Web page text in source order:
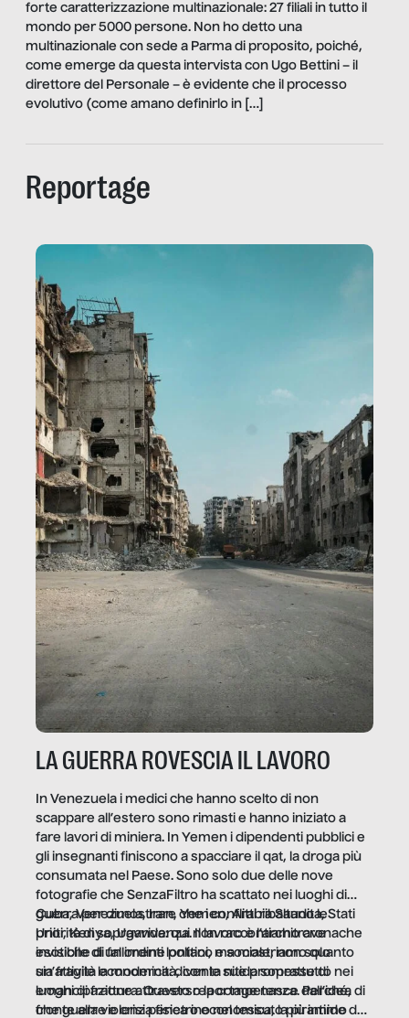
forte caratterizzazione multinazionale: 27 filiali in tutto il
mondo per 5000 persone. Non ho detto una
multinazionale con sede a Parma di proposito, poiché,
come emerge da questa intervista con Ugo Bettini – il
direttore del Personale – è evidente che il processo
evolutivo (come amano definirlo in […]
Reportage
LA GUERRA ROVESCIA IL LAVORO
In Venezuela i medici che hanno scelto di non
scappare all’estero sono rimasti e hanno iniziato a
fare lavori di miniera. In Yemen i dipendenti pubblici e
gli insegnanti finiscono a spacciare il qat, la droga più
consumata nel Paese. Sono solo due delle nove
fotografie che SenzaFiltro ha scattato nei luoghi di
guerra per dimostrare che i conflitti ribaltano le
priorità di sopravvivenza. Il lavoro è l’architrave
invisibile di un ordine politico e sociale, non solo
un’attività economica: diventa nitida soprattutto nei
luoghi di frattura. Questo reportage nasce dall’idea
che guerre e crisi penetrino nel tessuto più intimo
Cuba, Venezuela, Iran, Yemen, Arabia Saudita, Stati
Uniti, Kenya, Uganda: qui non raccontiamo cronache
esotiche di fallimenti lontani, ma mostriamo quanto
sia fragile la modernità, con le sue promesse di
emancipazione attraverso la competenza. Perché, di
fronte alla violenza fisica o economica, la piramide del